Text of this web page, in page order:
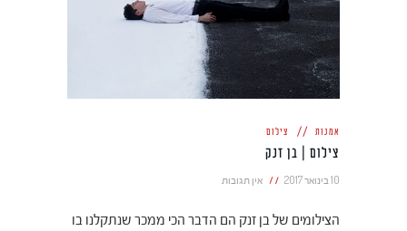
אמנות צילום
צילום | בן זנק
10 בינואר 2017 אין תגובות
הצילומים של בן זנק הם הדבר הכי ממכר שנתקלנו בו